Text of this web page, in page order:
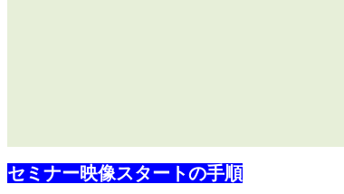
セミナー映像スタートの手順